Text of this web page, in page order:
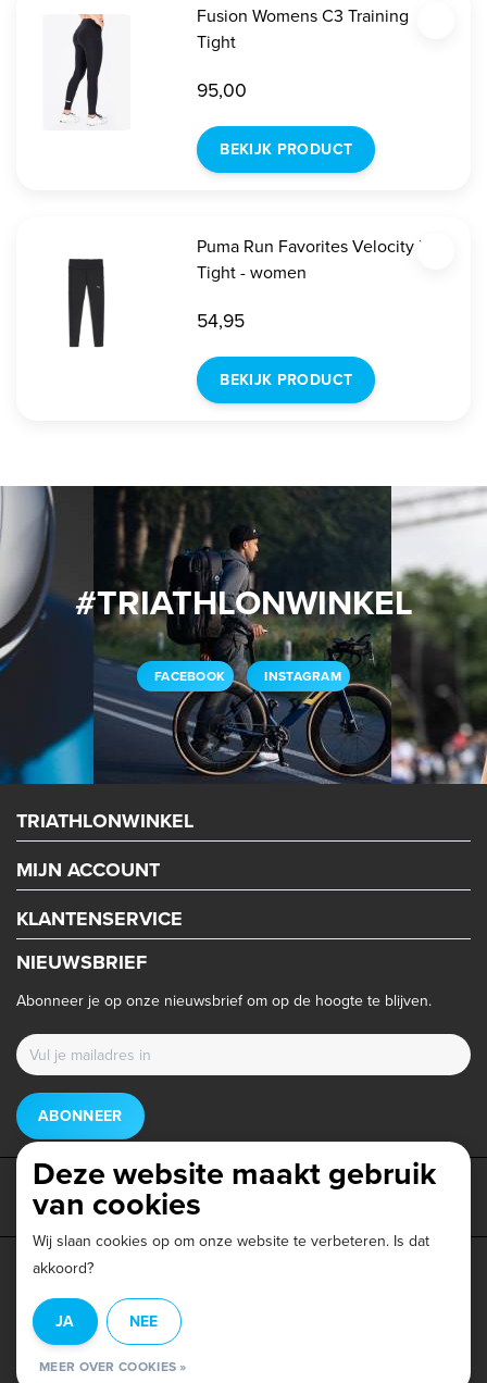
Fusion Womens C3 Training
Tight
95,00
BEKIJK PRODUCT
Puma Run Favorites Velocity FL -
Tight - women
54,95
BEKIJK PRODUCT
#TRIATHLONWINKEL
FACEBOOK INSTAGRAM
TRIATHLONWINKEL
MIJN ACCOUNT
KLANTENSERVICE
NIEUWSBRIEF
Abonneer je op onze nieuwsbrief om op de hoogte te blijven.
ABONNEER
Privacy beleid
© Copyright 2026 - Triathlonwinkel.nl | Realisatie
Beoordeling opWebwinkel Keur
Deze website maakt gebruik
van cookies
Wij slaan cookies op om onze website te verbeteren. Is dat
akkoord?
JA NEE
MEER OVER COOKIES »